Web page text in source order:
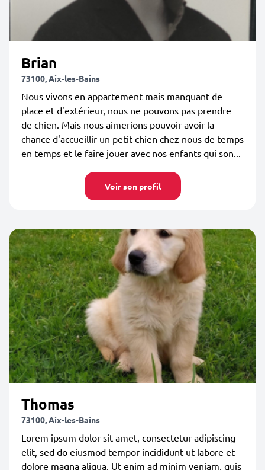
Brian
73100, Aix-les-Bains
Nous vivons en appartement mais manquant de
place et d'extérieur, nous ne pouvons pas prendre
de chien. Mais nous aimerions pouvoir avoir la
chance d'accueillir un petit chien chez nous de temps
en temps et le faire jouer avec nos enfants qui son...
Voir son profil
Thomas
73100, Aix-les-Bains
Lorem ipsum dolor sit amet, consectetur adipiscing
elit, sed do eiusmod tempor incididunt ut labore et
dolore magna aliqua. Ut enim ad minim veniam, quis